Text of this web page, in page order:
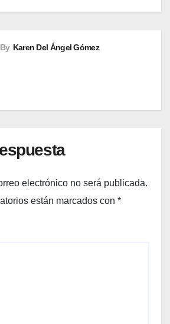
By Karen Del Ángel Gómez
electrónico no será publicada.
están marcados con *